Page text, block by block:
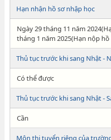
Hạn nhận hồ sơ nhập học
Ngày 29 tháng 11 năm
tháng 1 năm 2025(Hạn nộp
Thủ tục trước khi sang Nhật -
Có thể được
Thủ tục trước khi sang Nhật -
Cần
Môn thi tuyển riêng của